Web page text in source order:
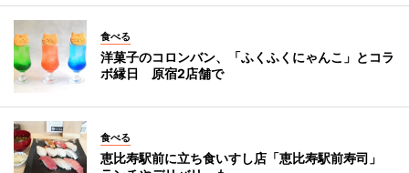
食べる
洋菓子のコロンバン、「ふくふくにゃんこ」とコラ
ボ縁日 原宿2店舗で
食べる
恵比寿駅前に立ち食いすし店「恵比寿駅前寿司」